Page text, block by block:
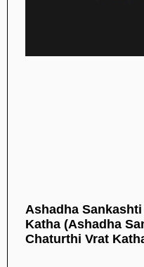
Ashadha
Katha (Ashadha
Chaturthi Vrat